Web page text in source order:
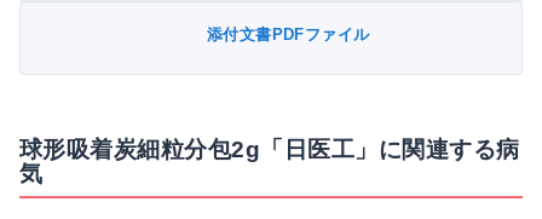
添付文書PDFファイル
球形吸着炭細粒分包2g「日医工」に関連する病
気